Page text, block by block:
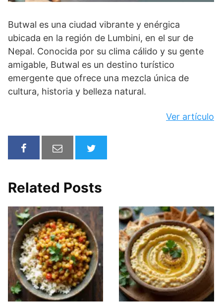
Butwal es una ciudad vibrante y enérgica
ubicada en la región de Lumbini, en el sur de
Nepal. Conocida por su clima cálido y su gente
amigable, Butwal es un destino turístico
emergente que ofrece una mezcla única de
cultura, historia y belleza natural.
Ver artículo
Related Posts